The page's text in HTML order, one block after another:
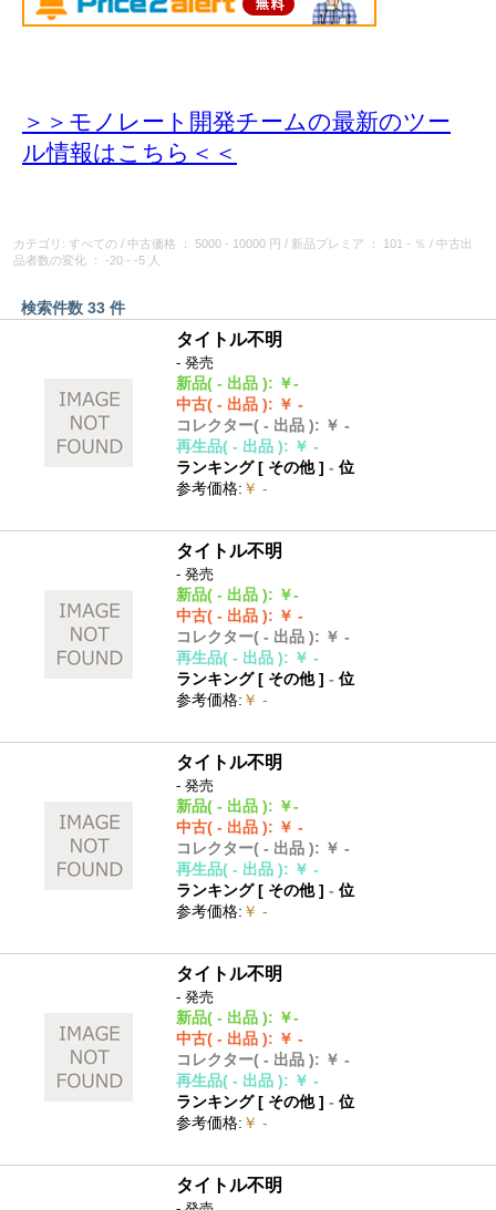
＞＞モノレート開発チームの最新のツー
ル情報はこちら＜＜
カテゴリ: すべての / 中古価格 ： 5000 - 10000 円 / 新品プレミア ： 101 - ％ / 中古出
品者数の変化
： -20 - -5 人
検索件数 33 件
タイトル不明
- 発売
新品( - 出品 ): ￥-
中古( - 出品 ): ￥ -
コレクター( - 出品 ): ￥ -
再生品( - 出品 ): ￥ -
ランキング [ その他]- 位
参考価格: ￥ -
タイトル不明
- 発売
新品( - 出品 ): ￥-
中古( - 出品 ): ￥ -
コレクター( - 出品 ): ￥ -
再生品( - 出品 ): ￥ -
ランキング [ その他]- 位
参考価格: ￥ -
タイトル不明
- 発売
新品( - 出品 ): ￥-
中古( - 出品 ): ￥ -
コレクター( - 出品 ): ￥ -
再生品( - 出品 ): ￥ -
ランキング [ その他]- 位
参考価格: ￥ -
タイトル不明
- 発売
新品( - 出品 ): ￥-
中古( - 出品 ): ￥ -
コレクター( - 出品 ): ￥ -
再生品( - 出品 ): ￥ -
ランキング [ その他]- 位
参考価格: ￥ -
タイトル不明